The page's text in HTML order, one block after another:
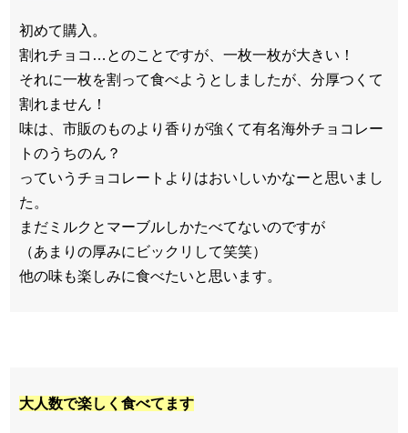
初めて購入。
割れチョコ…とのことですが、一枚一枚が大きい！
それに一枚を割って食べようとしましたが、分厚つくて
割れません！
味は、市販のものより香りが強くて有名海外チョコレー
トのうちのん？
っていうチョコレートよりはおいしいかなーと思いまし
た。
まだミルクとマーブルしかたべてないのですが
（あまりの厚みにビックリして笑笑）
他の味も楽しみに食べたいと思います。
大人数で楽しく食べてます